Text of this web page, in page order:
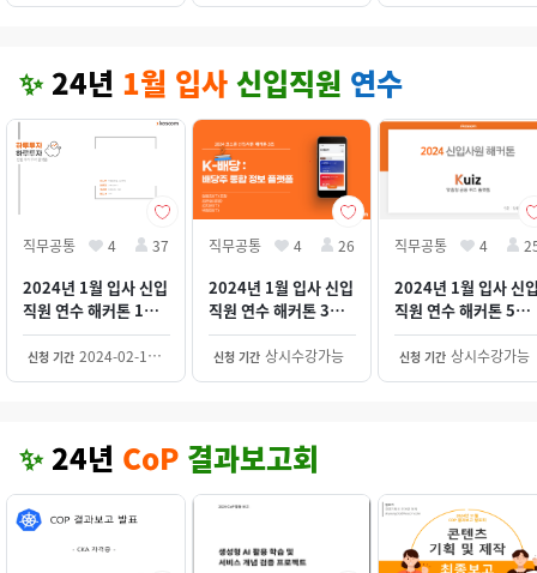
✨ 24년 1월 입사 신입직원 연수
직무공통 4 37
2024년 1월 입사 신입
직원 연수 해커톤 1조 -
하루투자 - 잔돈 주식투
자 플랫폼 (장시우, 최
윤영, 이해연, 정진서)
신청 기간 2024-02-14~2030-12-31
직무공통 4 26
2024년 1월 입사 신입
직원 연수 해커톤 3조
K-배당 - 배당주 통합
정보 플랫폼 (임동진,
김은호, 김지은, 박정
신청 기간 상시수강가능
직무공통 4
2024년 1월 입사 신
직원 연수 해커톤 5조
Kuiz - 맞춤형 금융퀴
즈 (장동훈 김수민 박
환)
신청 기간 상시수강가능
✨ 24년 CoP 결과보고회